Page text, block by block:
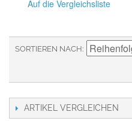
Auf die Vergleichsliste
SORTIEREN NACH
ARTIKEL VERGLEICHEN